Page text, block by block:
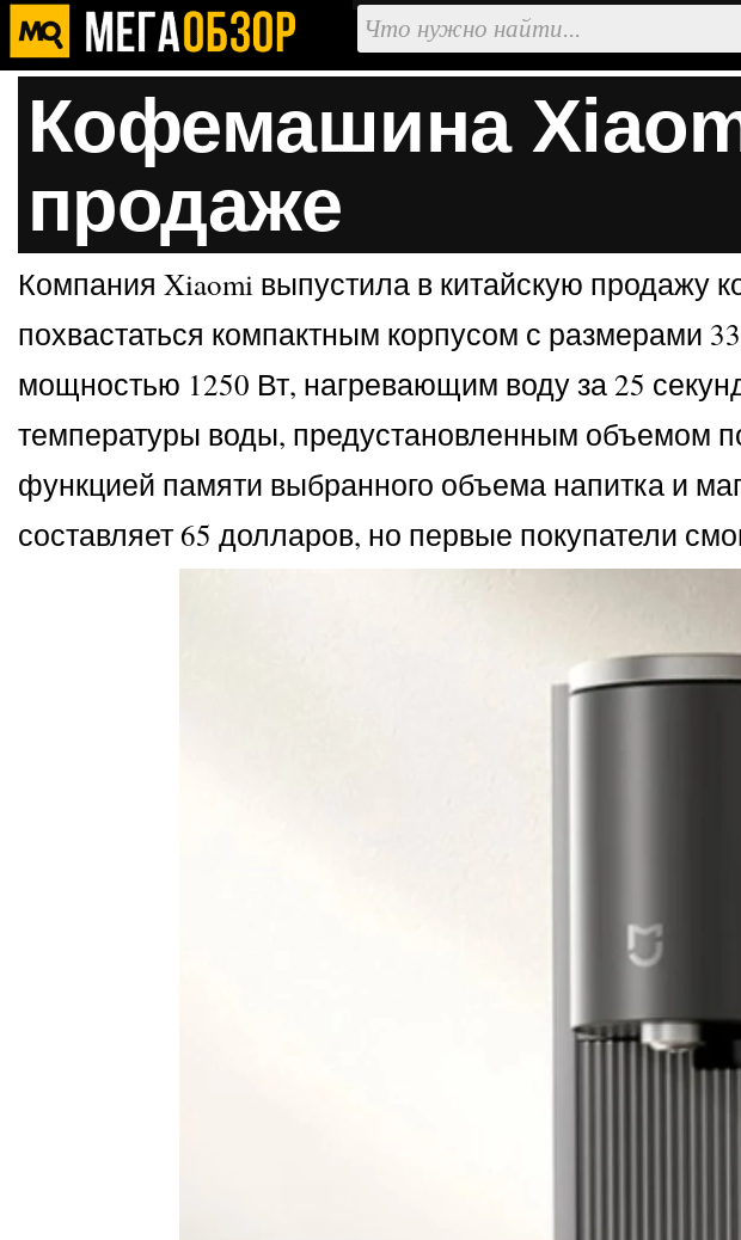
Кофемашина
продаже
Компания Xiaomi выпустила в китайскую продажу
похвастаться компактным корпусом с размерами
мощностью 1250 Вт, нагревающим воду за 25
температуры воды, предустановленным объемом
функцией памяти выбранного объема напитка и
составляет 65 долларов, но первые покупатели